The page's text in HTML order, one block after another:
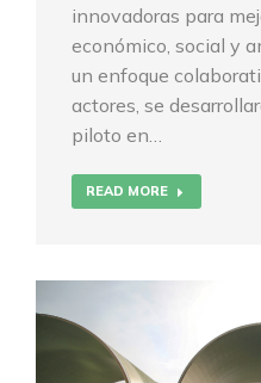
innovadoras para
económico, social y
un enfoque
actores, se
piloto en…
READ MORE